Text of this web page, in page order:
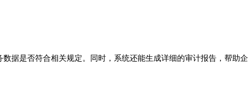
据是否符合相关规定。同时，系统还能生成详细的审计报告，帮助企